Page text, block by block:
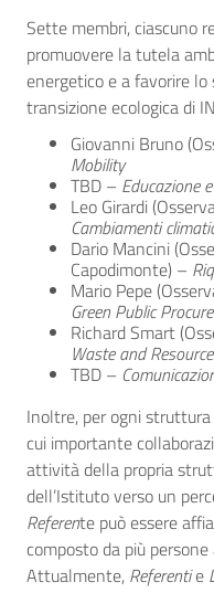
Sette membri, ciascuno
promuovere la tutela
energetico e a favorire
transizione ecologica di
Giovanni Bruno
Mobility
TBD – Educazione
Leo Girardi
Cambiamenti
Dario Mancini
Capodimonte) –
Mario Pepe
Green Public
Richard Smart
Waste and
TBD –
Inoltre, per ogni
cui importante
attività della propria
dell’Istituto verso un
Referente può essere
composto da più
Attualmente, Referentie